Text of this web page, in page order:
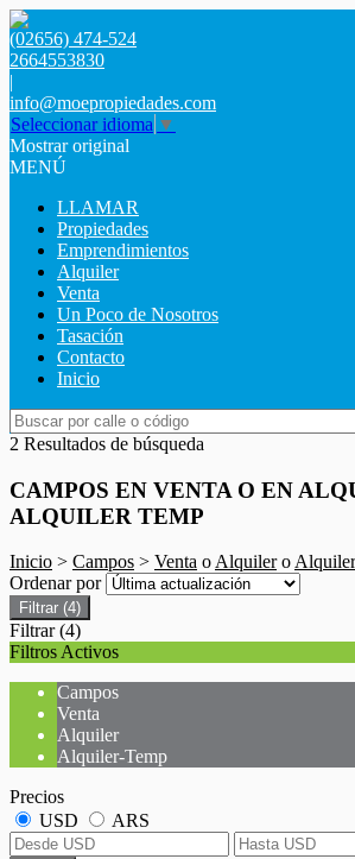
(02656) 474-524
2664553830
|
info@moepropiedades.com
Seleccionar idioma ▼
Mostrar original
MENÚ
LLAMAR
Propiedades
Emprendimientos
Alquiler
Venta
Un Poco de Nosotros
Tasación
Contacto
Inicio
2 Resultados de búsqueda
CAMPOS EN VENTA O EN
ALQUILER TEMP
Inicio > Campos > Venta oAlquilero
Ordenar por
Filtrar (4)
Filtrar (4)
Filtros Activos
Campos
Venta
Alquiler
Alquiler-Temp
Precios
USD
ARS